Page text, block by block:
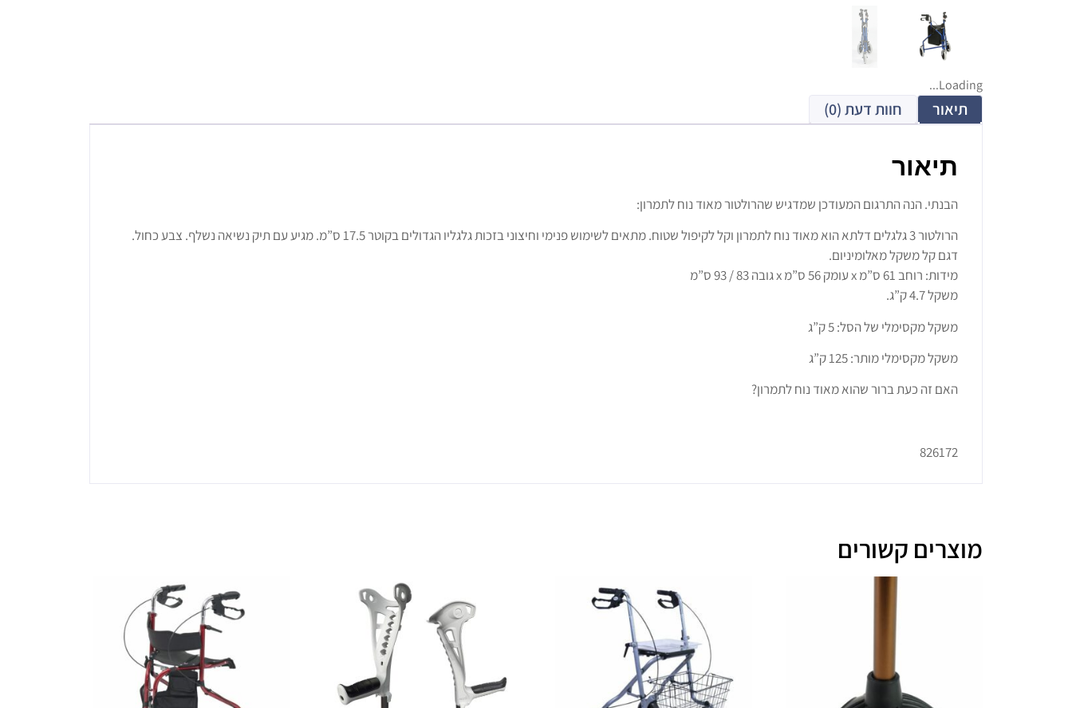
Loading...
תיאור חוות דעת (0)
תיאור
הבנתי. הנה התרגום המעודכן שמדגיש שהרולטור מאוד נוח לתמרון:
הרולטור 3 גלגלים דלתא הוא מאוד נוח לתמרון וקל לקיפול שטוח. מתאים לשימוש פנימי וחיצוני בזכות גלגליו הגדולים בקוטר 17.5 ס”מ. מגיע עם תיק נשיאה נשלף. צבע כחול.
דגם קל משקל מאלומיניום.
מידות: רוחב 61 ס”מ x עומק 56 ס”מ x גובה 83 / 93 ס”מ
משקל 4.7 ק”ג.
משקל מקסימלי של הסל: 5 ק”ג
משקל מקסימלי מותר: 125 ק”ג
האם זה כעת ברור שהוא מאוד נוח לתמרון?
826172
מוצרים קשורים